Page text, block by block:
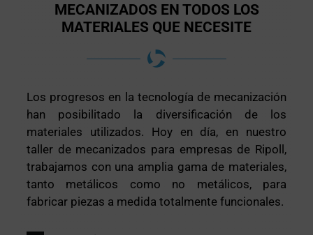
MECANIZADOS EN TODOS LOS
MATERIALES QUE NECESITE
Los progresos en la tecnología de mecanización
han posibilitado la diversificación de los
materiales utilizados. Hoy en día, en nuestro
taller de mecanizados para empresas de Ripoll,
trabajamos con una amplia gama de materiales,
tanto metálicos como no metálicos, para
fabricar piezas a medida totalmente funcionales.